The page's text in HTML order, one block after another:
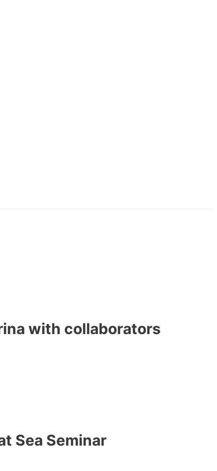
with collaborators
Sea Seminar